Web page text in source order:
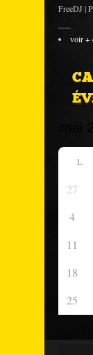
FreeDJ |
voir +
L
27
4
11
18
25